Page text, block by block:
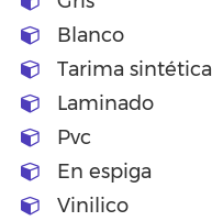
Blanco
Tarima sintética
Laminado
Pvc
En espiga
Vinilico